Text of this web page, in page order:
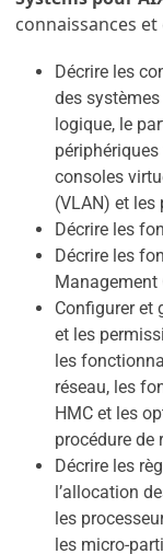
connaissances
Décrire les
des
logique, le
consoles
(VLAN) et les
Décrire les
Décrire les
Management
Configurer et
et les
les
réseau, les
HMC et les
procédure de
Décrire les
l’allocation
les
les micro-